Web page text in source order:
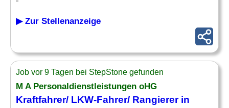
▶ Zur Stellenanzeige
Job vor 9 Tagen bei StepStone gefunden
M A Personaldienstleistungen oHG
Kraftfahrer/ LKW-Fahrer/ Rangiererin